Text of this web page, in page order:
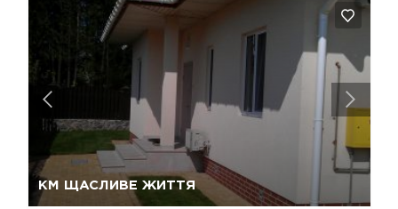
КМ ЩАСЛИВЕ ЖИТТЯ
Так, видалити Відміна